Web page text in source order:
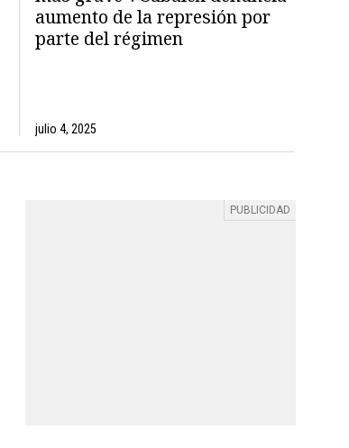
aumento de la represión por
parte del régimen
julio 4, 2025